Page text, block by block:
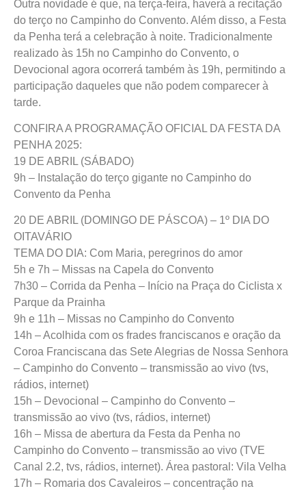
Outra novidade é que, na terça-feira, haverá a recitação
do terço no Campinho do Convento. Além disso, a Festa
da Penha terá a celebração à noite. Tradicionalmente
realizado às 15h no Campinho do Convento, o
Devocional agora ocorrerá também às 19h, permitindo a
participação daqueles que não podem comparecer à
tarde.
CONFIRA A PROGRAMAÇÃO OFICIAL DA FESTA DA
PENHA 2025:
19 DE ABRIL (SÁBADO)
9h – Instalação do terço gigante no Campinho do
Convento da Penha
20 DE ABRIL (DOMINGO DE PÁSCOA) – 1º DIA DO
OITAVÁRIO
TEMA DO DIA: Com Maria, peregrinos do amor
5h e 7h – Missas na Capela do Convento
7h30 – Corrida da Penha – Início na Praça do Ciclista x
Parque da Prainha
9h e 11h – Missas no Campinho do Convento
14h – Acolhida com os frades franciscanos e oração da
Coroa Franciscana das Sete Alegrias de Nossa Senhora
– Campinho do Convento – transmissão ao vivo (tvs,
rádios, internet)
15h – Devocional – Campinho do Convento –
transmissão ao vivo (tvs, rádios, internet)
16h – Missa de abertura da Festa da Penha no
Campinho do Convento – transmissão ao vivo (TVE
Canal 2.2, tvs, rádios, internet). Área pastoral: Vila Velha
17h – Romaria dos Cavaleiros – concentração na